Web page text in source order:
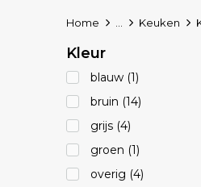
Home Keuken
Kleur
blauw (1)
bruin (14)
grijs (4)
groen (1)
overig (4)